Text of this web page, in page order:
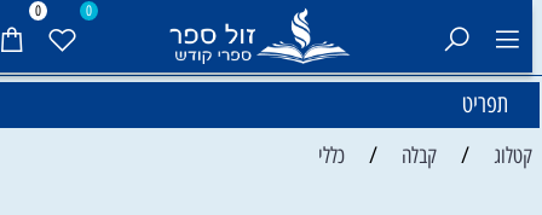
0 0
תפריט
קטלוג / קבלה / כללי